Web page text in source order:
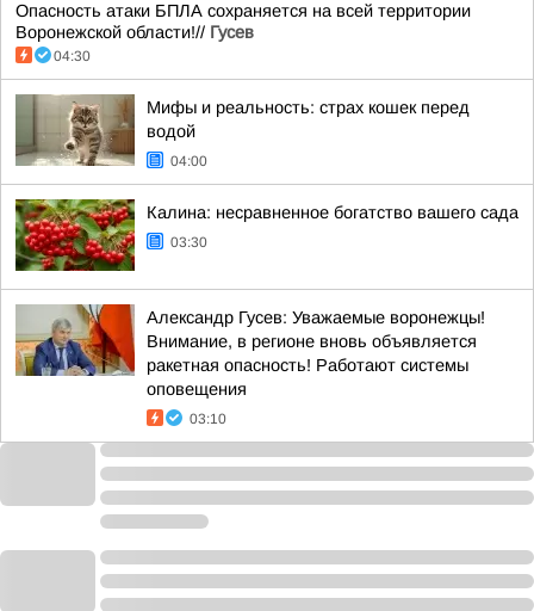
Опасность атаки БПЛА сохраняется на всей территории
Воронежской области!// Гусев
04:30
Мифы и реальность: страх кошек перед
водой
04:00
Калина: несравненное богатство вашего сада
03:30
Александр Гусев: Уважаемые воронежцы!
Внимание, в регионе вновь объявляется
ракетная опасность! Работают системы
оповещения
03:10